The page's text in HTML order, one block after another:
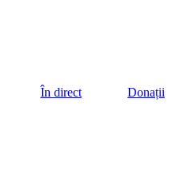
În direct Donații